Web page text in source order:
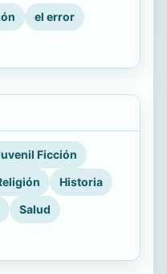
el error
Ficción
Historia
Salud